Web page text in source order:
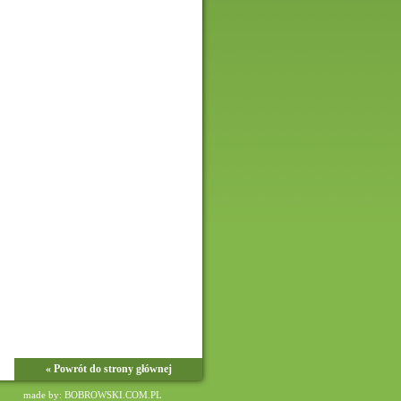
« Powrót do strony głównej
made by: BOBROWSKI.COM.PL